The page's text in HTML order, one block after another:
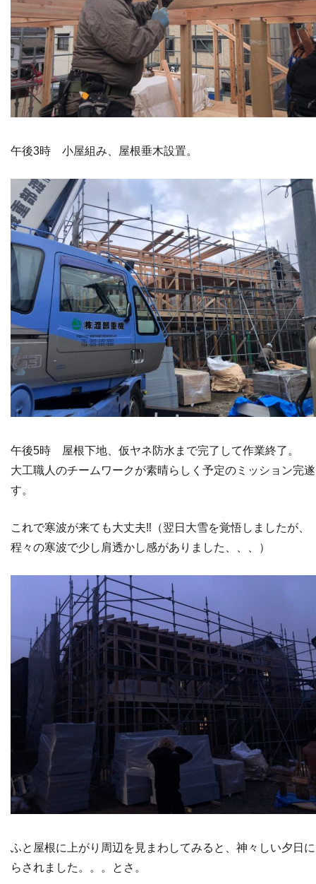
午後3時 小屋組み、屋根垂木設置。
午後5時 屋根下地、仮ヤネ防水まで完了して作業終了。
大工職人のチームワークが素晴らしく予定のミッション完
す。
これで寒波が来ても大丈夫‼（翌日大雪を覚悟しましたが、
程々の寒波で少し肩透かし感がありました、、、）
ふと屋根に上がり周辺を見まわしてみると、神々しい夕日
らされました。。。とさ。